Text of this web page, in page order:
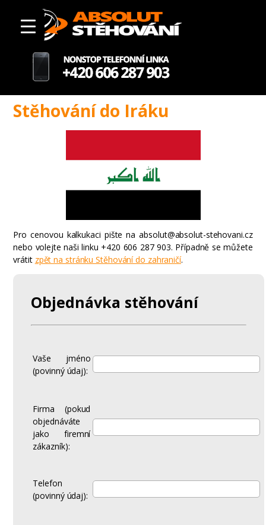
Stěhování do Iráku
Pro cenovou kalkukaci pište na absolut@absolut-stehovani.cz
nebo volejte naši linku +420 606 287 903. Případně se můžete
vrátit zpět na stránku Stěhování do zahraničí.
Objednávka stěhování
Vaše jméno
(povinný údaj):
Firma (pokud
objednáváte
jako firemní
zákazník):
Telefon
(povinný údaj):